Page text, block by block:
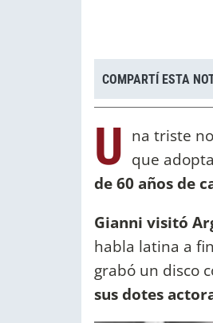
COMPARTÍ ESTA
U na triste
que
de 60 años de
Gianni visitó
habla latina a
grabó un disco
sus dotes